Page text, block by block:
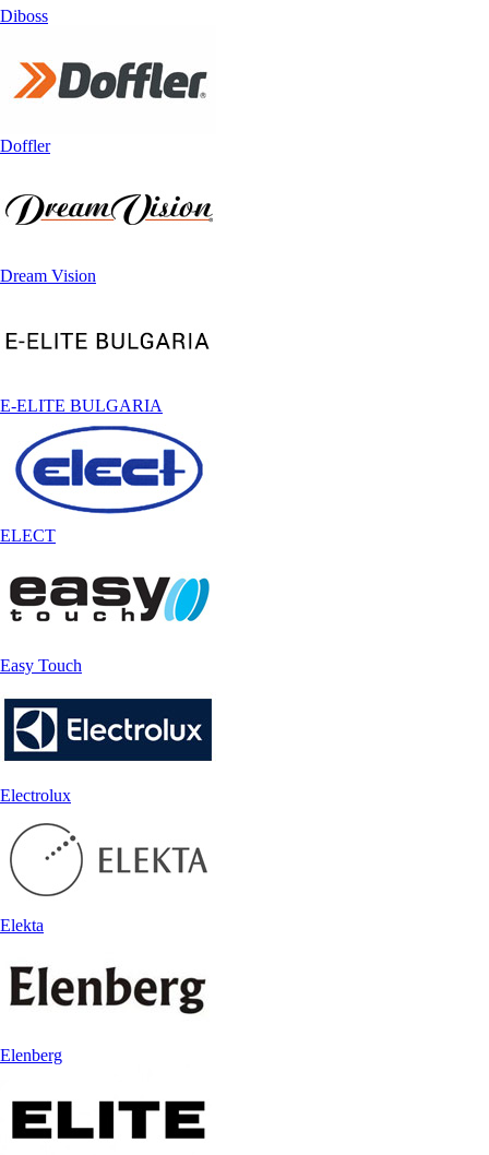
Diboss
Doffler
Dream Vision
E-ELITE BULGARIA
ELECT
Easy Touch
Electrolux
Elekta
Elenberg